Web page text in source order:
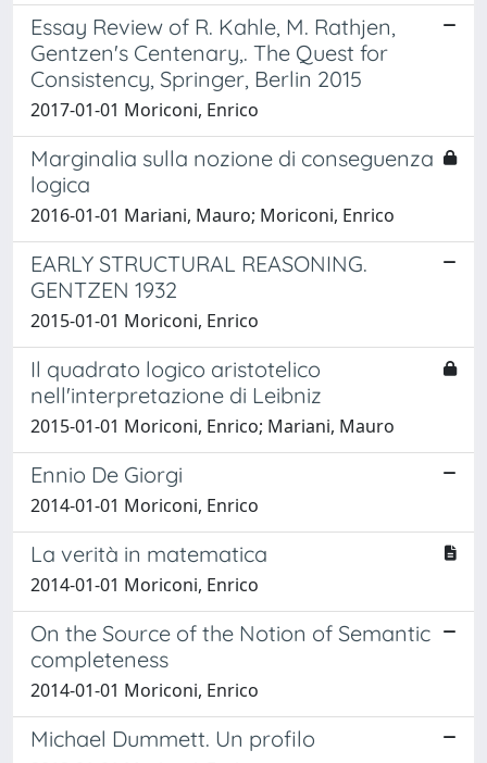
Essay Review of R. Kahle, M. Rathjen,
Gentzen's Centenary,. The Quest for
Consistency, Springer, Berlin 2015
2017-01-01 Moriconi, Enrico
Marginalia sulla nozione di conseguenza
logica
2016-01-01 Mariani, Mauro; Moriconi, Enrico
EARLY STRUCTURAL REASONING.
GENTZEN 1932
2015-01-01 Moriconi, Enrico
Il quadrato logico aristotelico
nell'interpretazione di Leibniz
2015-01-01 Moriconi, Enrico; Mariani, Mauro
Ennio De Giorgi
2014-01-01 Moriconi, Enrico
La verità in matematica
2014-01-01 Moriconi, Enrico
On the Source of the Notion of Semantic
completeness
2014-01-01 Moriconi, Enrico
Michael Dummett. Un profilo